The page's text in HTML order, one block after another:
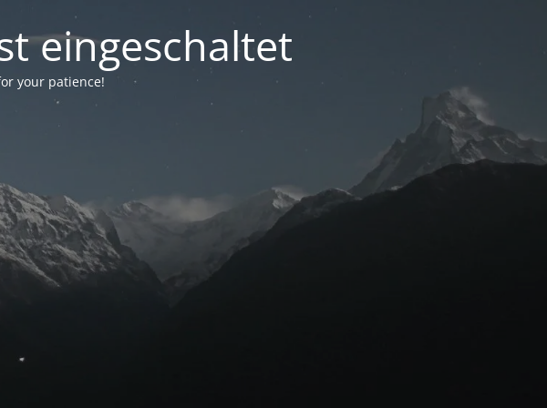
eingeschaltet
your patience!